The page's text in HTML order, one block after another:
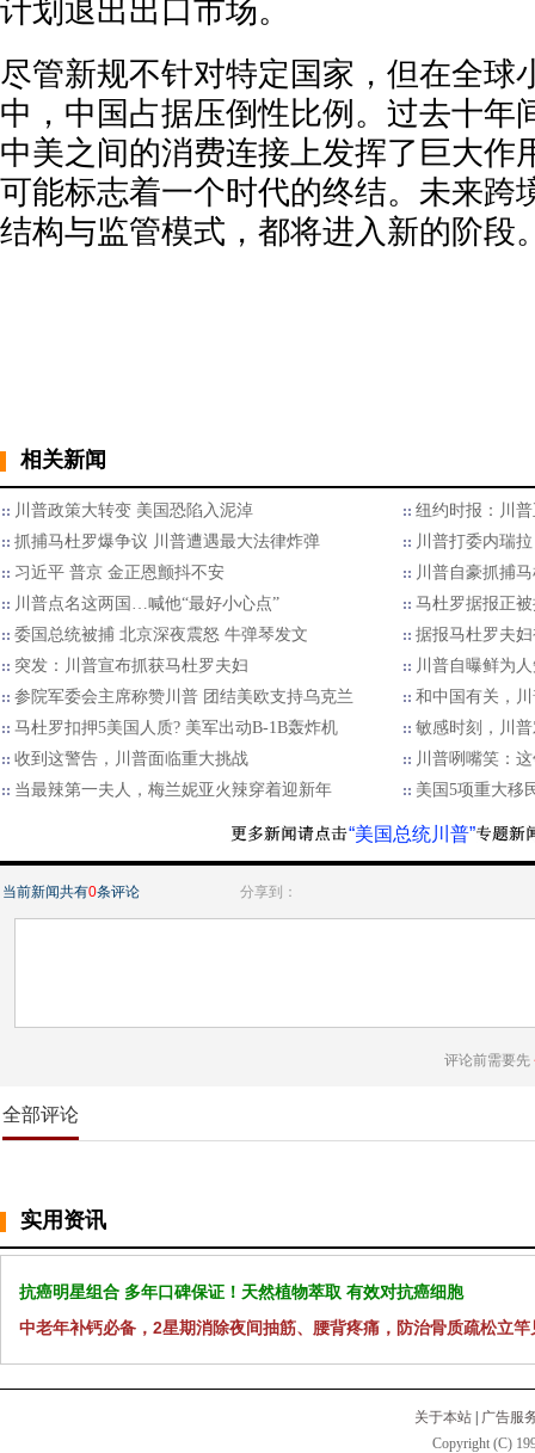
计划退出出口市场。
尽管新规不针对特定国家，但在全球
中，中国占据压倒性比例。过去十年
中美之间的消费连接上发挥了巨大作
可能标志着一个时代的终结。未来跨
结构与监管模式，都将进入新的阶段
相关新闻
川普政策大转变 美国恐陷入泥淖
纽约时报：川
抓捕马杜罗爆争议 川普遭遇最大法律炸弹
川普打委内瑞
习近平 普京 金正恩颤抖不安
川普自豪抓捕
川普点名这两国…喊他“最好小心点”
马杜罗据报正
委国总统被捕 北京深夜震怒 牛弹琴发文
据报马杜罗夫
突发：川普宣布抓获马杜罗夫妇
川普自曝鲜为
参院军委会主席称赞川普 团结美欧支持乌克兰
和中国有关，
马杜罗扣押5美国人质? 美军出动B-1B轰炸机
敏感时刻，川
收到这警告，川普面临重大挑战
川普咧嘴笑：
当最辣第一夫人，梅兰妮亚火辣穿着迎新年
美国5项重大移
“美国总统川普”
当前新闻共有0条评论 分享到：
评论前需要先
全部评论
实用资讯
抗癌明星组合 多年口碑保证！天然植物萃取 有效对抗癌细胞
中老年补钙必备，2星期消除夜间抽筋、腰背疼痛，防治骨质疏松立竿
关于本站
广告服
Copyright (C)